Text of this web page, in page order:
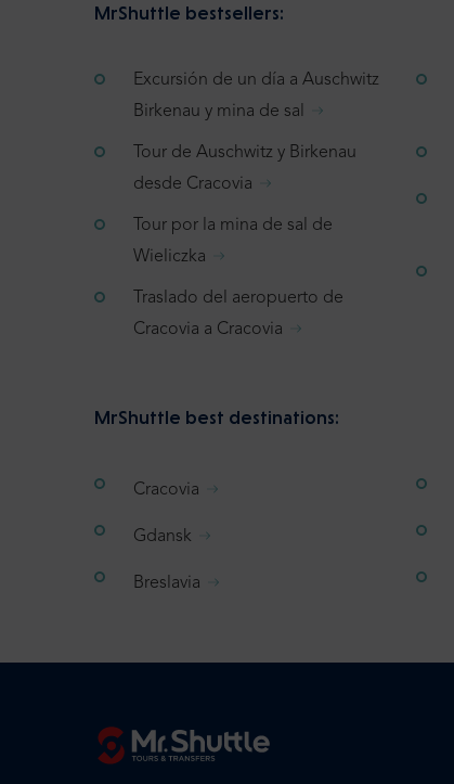
MrShuttle bestsellers:
Excursión de un día a Auschwitz
Birkenau y mina de sal
Tour de Auschwitz y Birkenau
desde Cracovia
Tour por la mina de sal de
Wieliczka
Traslado del aeropuerto de
Cracovia a Cracovia
MrShuttle best destinations:
Cracovia
Gdansk
Breslavia